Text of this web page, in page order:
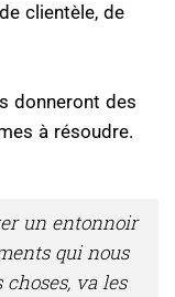
clientèle, de
donneront des
à résoudre.
un entonnoir
qui nous
va les